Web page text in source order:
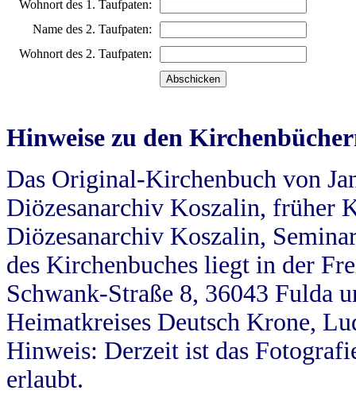
Wohnort des 1. Taufpaten:
Name des 2. Taufpaten:
Wohnort des 2. Taufpaten:
Hinweise zu den
Das Original-Kirchenbuch von
Diözesanarchiv Koszalin, früher
Diözesanarchiv Koszalin,
des Kirchenbuches liegt in der
Schwank-Straße 8, 36043 Fulda
Heimatkreises Deutsch Krone,
Hinweis: Derzeit ist das
erlaubt.